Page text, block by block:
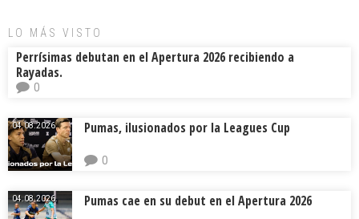
LO MÁS VISTO
Perrísimas debutan en el Apertura 2026 recibiendo a
Rayadas.
0
04.08.2026. Pumas, ilusionados por la Leagues Cup
0
04.08.2026. Pumas cae en su debut en el Apertura 2026